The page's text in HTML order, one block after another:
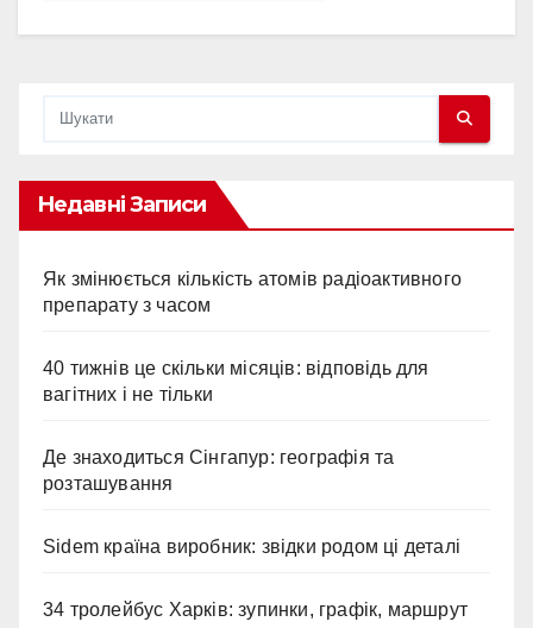
Недавні Записи
Як змінюється кількість атомів радіоактивного
препарату з часом
40 тижнів це скільки місяців: відповідь для
вагітних і не тільки
Де знаходиться Сінгапур: географія та
розташування
Sidem країна виробник: звідки родом ці деталі
34 тролейбус Харків: зупинки, графік, маршрут